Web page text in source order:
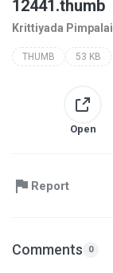
12441.thumb
Krittiyada Pimpalai
THUMB 53 KB
Open
Report
Comments 0